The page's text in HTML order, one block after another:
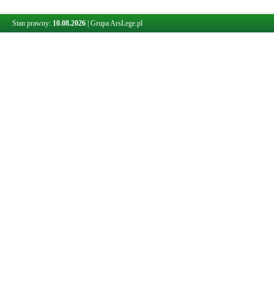
Stan prawny: 10.08.2026 Grupa ArsLege.pl